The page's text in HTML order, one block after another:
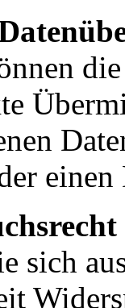
sich